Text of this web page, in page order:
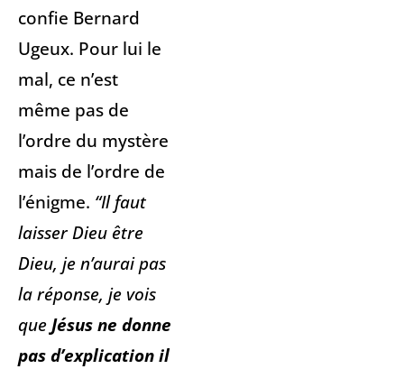
confie Bernard
Ugeux. Pour lui le
mal, ce n’est
même pas de
l’ordre du mystère
mais de l’ordre de
l’énigme. “Il faut
laisser Dieu être
Dieu, je n’aurai pas
la réponse, je vois
queJésus ne donne
pas d’explication il